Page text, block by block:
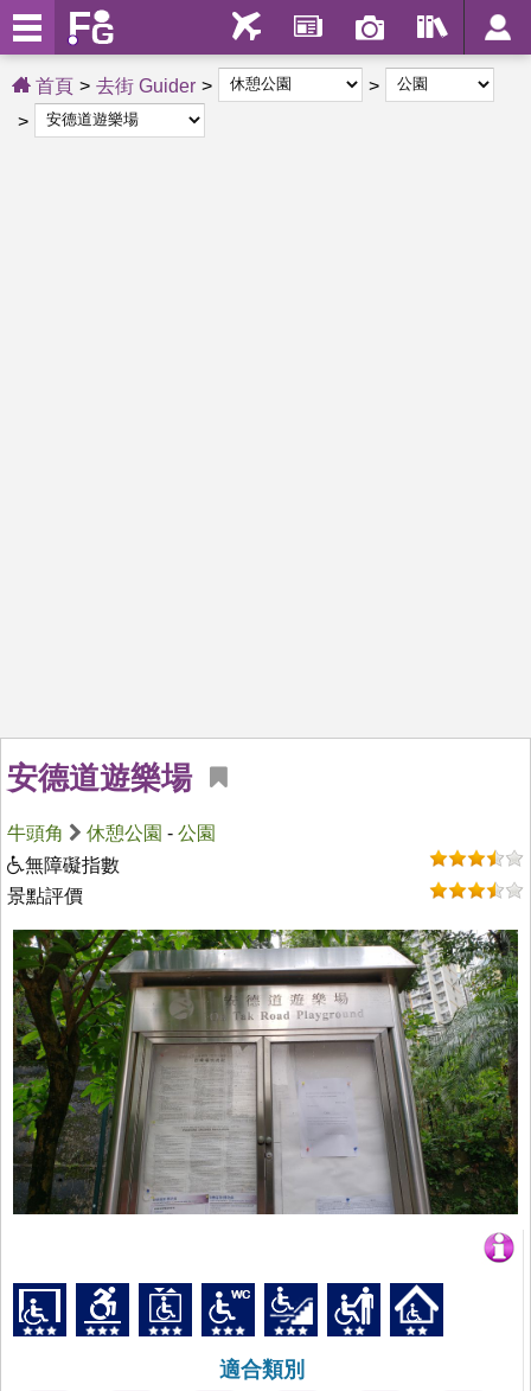
首頁 去街 Guider
安德道遊樂場
牛頭角 休憩公園 - 公園
無障礙指數
景點評價
適合類別